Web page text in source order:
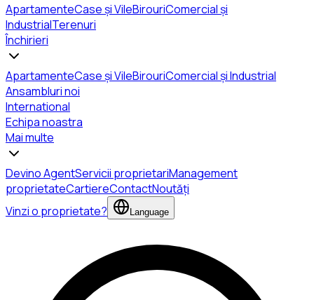
ApartamenteCase și VileBirouriComercial și
IndustrialTerenuri
Închirieri
ApartamenteCase și VileBirouriComercial și Industrial
Ansambluri noi
International
Echipa noastra
Mai multe
Devino AgentServicii proprietariManagement
proprietateCartiereContactNoutăți
Vinzi o proprietate?
Language